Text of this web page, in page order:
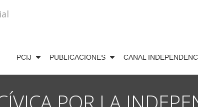
PCIJ PUBLICACIONES CANAL